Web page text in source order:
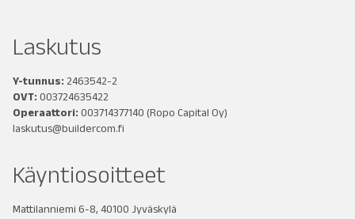
Laskutus
Y-tunnus: 2463542-2
OVT: 003724635422
Operaattori: 003714377140 (Ropo Capital Oy)
laskutus@buildercom.fi
Käyntiosoitteet
Mattilanniemi 6-8, 40100 Jyväskylä